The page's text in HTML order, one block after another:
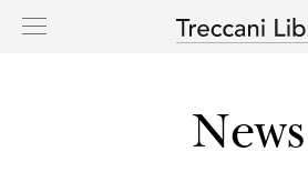
CASA EDITRICE
News